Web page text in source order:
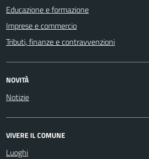
Educazione e formazione
Imprese e commercio
Tributi, finanze e contravvenzioni
NOVITÀ
Notizie
VIVERE IL COMUNE
Luoghi